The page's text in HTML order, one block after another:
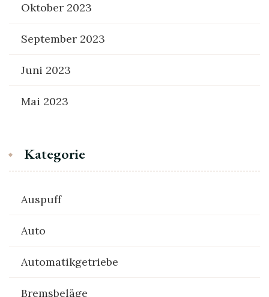
Oktober 2023
September 2023
Juni 2023
Mai 2023
Kategorie
Auspuff
Auto
Automatikgetriebe
Bremsbeläge